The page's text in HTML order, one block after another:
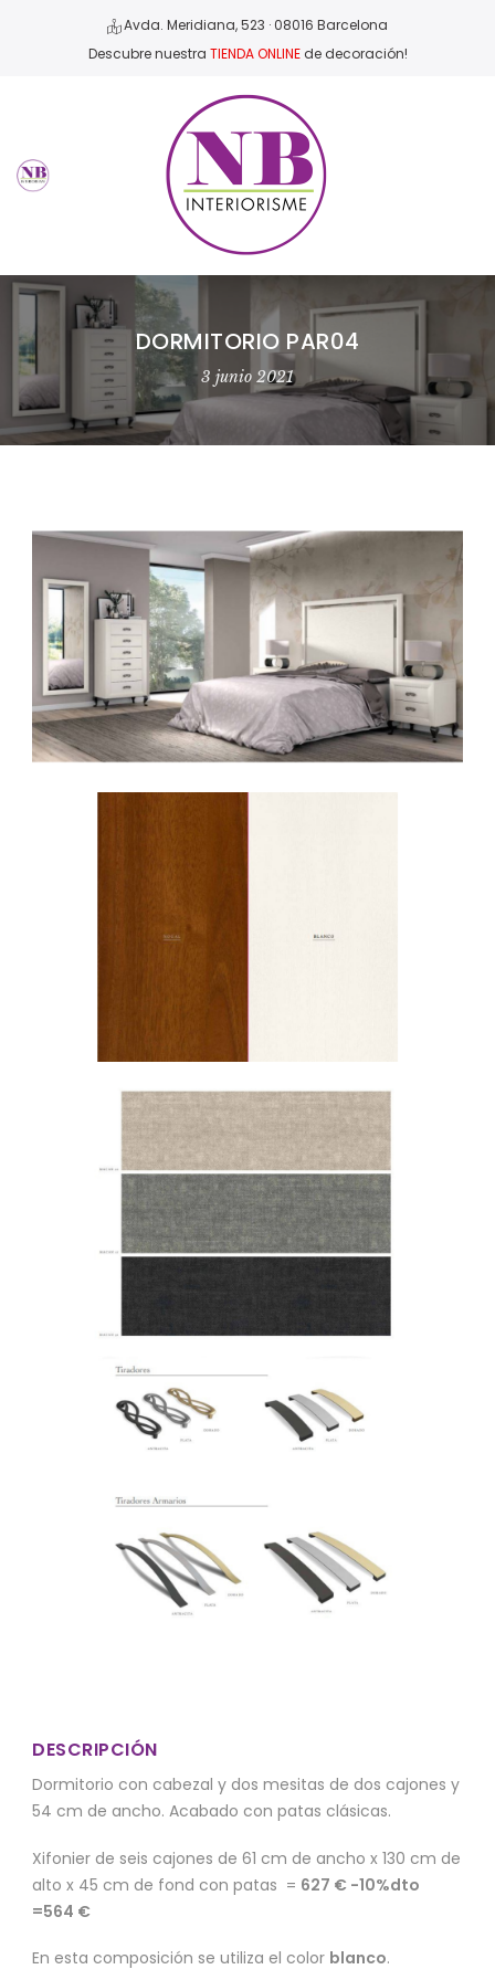
Avda. Meridiana, 523 · 08016 Barcelona
Descubre nuestra TIENDA ONLINEde decoración!
DORMITORIO PAR04
3 junio 2021
DESCRIPCIÓN
Dormitorio con cabezal y dos mesitas de dos cajones y
54 cm de ancho. Acabado con patas clásicas.
Xifonier de seis cajones de 61 cm de ancho x 130 cm de
alto x 45 cm de fond con patas = 627 € -10%dto
=564 €
En esta composición se utiliza el color blanco.